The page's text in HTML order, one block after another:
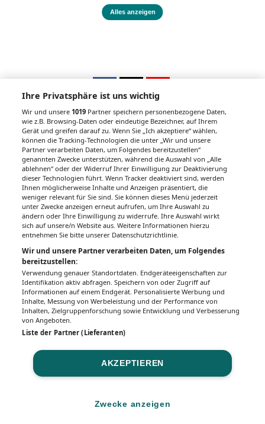
Alles anzeigen
Unsere Wochenzeitungen
Gesundheitsseiten
Hier finden Sie die aktuelle Ausgabe der
Gesundheitsberichterstattung in den 120
Wochenzeitungen der RegionalMedien
Austria sowie ein Archiv der vergangenen
Ausgaben.
Mediadaten & Tarife
Zwecke anzeigen
Ihre Privatsphäre ist uns wichtig
Wir und unsere1019 Partner speichern personenbezogene Daten,
wie z.B. Browsing-Daten oder eindeutige Bezeichner, auf Ihrem
Gerät und greifen darauf zu. Wenn Sie „Ich akzeptiere“ wählen,
können die Tracking-Technologien die unter „Wir und unsere
Partner verarbeiten Daten, um Folgendes bereitzustellen“
genannten Zwecke unterstützen, während die Auswahl von „Alle
ablehnen“ oder der Widerruf Ihrer Einwilligung zur Deaktivierung
dieser Technologien führt. Wenn Tracker deaktiviert sind, werden
Ihnen möglicherweise Inhalte und Anzeigen präsentiert, die
weniger relevant für Sie sind. Sie können dieses Menü jederzeit
unter Zwecke anzeigen erneut aufrufen, um Ihre Auswahl zu
ändern oder Ihre Einwilligung zu widerrufe. Ihre Auswahl wirkt
sich auf unsere/n Website aus. Weitere Informationen hierzu
entnehmen Sie bitte unserer Datenschutzrichtlinie.
Wir und unsere Partner verarbeiten Daten, um Folgendes
bereitzustellen:
Verwendung genauer Standortdaten. Endgeräteeigenschaften zur
Identifikation aktiv abfragen. Speichern von oder Zugriff auf
Informationen auf einem Endgerät. Personalisierte Werbung und
Inhalte, Messung von Werbeleistung und der Performance von
Inhalten, Zielgruppenforschung sowie Entwicklung und Verbesserung
von Angeboten.
Liste der Partner (Lieferanten)
AKZEPTIEREN
Zwecke anzeigen